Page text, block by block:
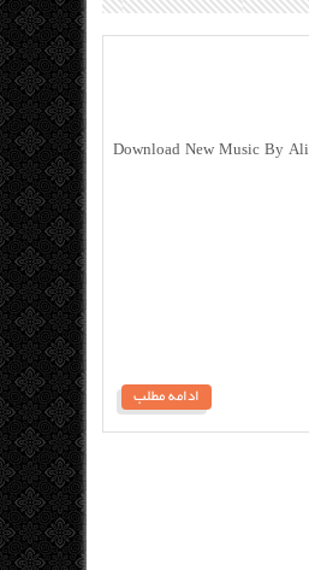
دانلود علی ستوده به نام رابطه با کیفیت اصلی دانلود آهنگ علی ستوده به نام رابطه Download New Music By Ali
ادامه مطلب